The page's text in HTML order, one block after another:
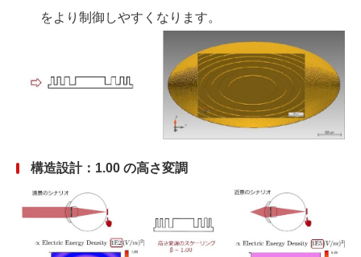
をより制御しやすくなります。
構造設計：1.00 の高さ変調